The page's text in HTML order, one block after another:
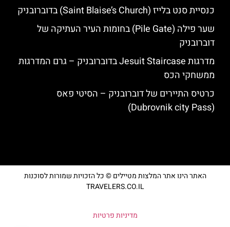
כנסיית סנט בלייז (Saint Blaise’s Church) בדוברובניק
שער פילה (Pile Gate) בחומות העיר העתיקה של
דוברובניק
מדרגות Jesuit Staircase בדוברובניק – גרם המדרגות
ממשחקי הכס
כרטיס התיירים של דוברובניק – הסיטי פאס
(Dubrovnik city Pass)
האתר הינו אתר המלצות מטיילים © כל הזכויות שמורות לסוכנות
TRAVELERS.CO.IL
מדיניות פרטיות